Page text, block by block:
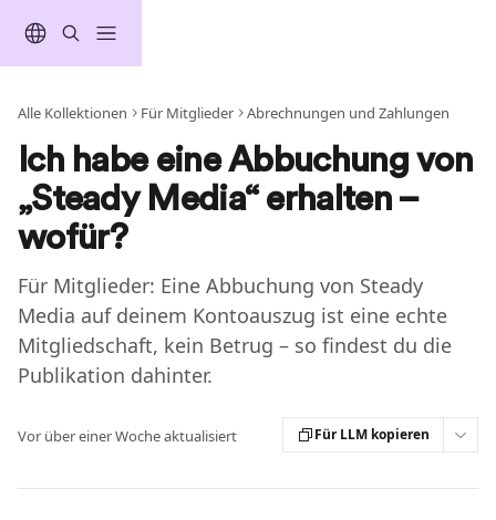
Alle Kollektionen Für Mitglieder Abrechnungen und Zahlungen
Ich habe eine Abbuchung von
„Steady Media“ erhalten –
wofür?
Für Mitglieder: Eine Abbuchung von Steady
Media auf deinem Kontoauszug ist eine echte
Mitgliedschaft, kein Betrug – so findest du die
Publikation dahinter.
Vor über einer Woche aktualisiert Für LLM kopieren